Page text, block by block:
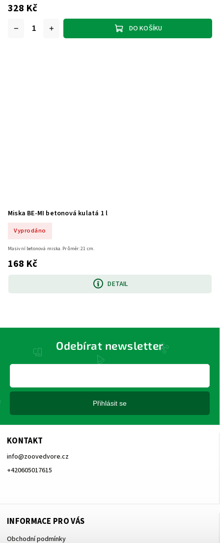
328 Kč
DO KOŠÍKU
Miska BE-MI betonová kulatá 1 l
Vyprodáno
168 Kč
DETAIL
Masivní betonová miska. Průměr: 21 cm.
KONTAKT
info@zoovedvore.cz
+420605017615
INFORMACE PRO VÁS
Obchodní podmínky
Odebírat newsletter
Přihlásit se